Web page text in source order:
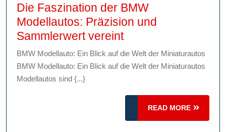
Die Faszination der BMW
Modellautos: Präzision und
Sammlerwert vereintDie
Faszination
der
Modellautos:
Präzision
und
BMW Modellauto: Ein Blick auf die Welt der Miniaturautos
BMW Modellauto: Ein Blick auf die Welt der Miniaturautos
Modellautos sind {...}
READ MORE
READ
MORE